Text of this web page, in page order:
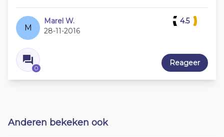
M
Marel W.
28-11-2016
0
4.5
Reageer
Anderen bekeken ook